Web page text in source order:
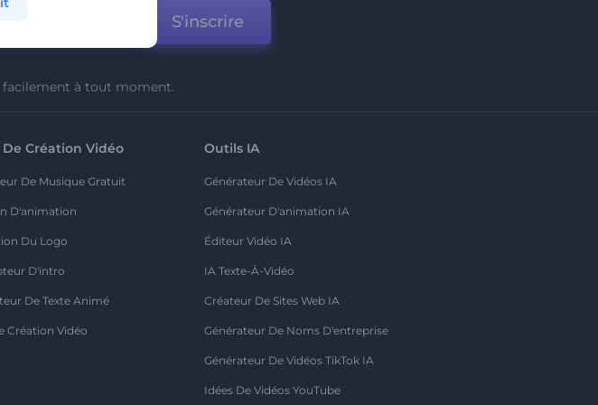
S'inscrire
facilement à tout moment.
Création Vidéo
De Musique Gratuit
D'animation
Du Logo
D'intro
De Texte Animé
Création Vidéo
Outils IA
Générateur De Vidéos IA
Générateur D'animation IA
Éditeur Vidéo IA
IA Texte-À-Vidéo
Créateur De Sites Web IA
Générateur De Noms D'entreprise
Générateur De Vidéos TikTok IA
Idées De Vidéos YouTube